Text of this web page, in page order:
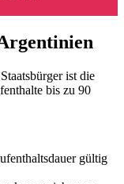
ist die
bis zu 90
gültig